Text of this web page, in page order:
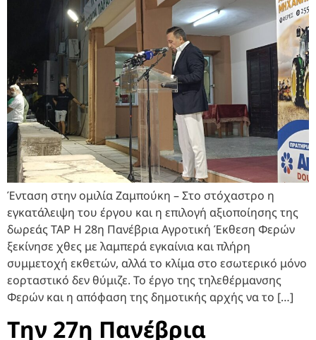
Ένταση στην ομιλία Ζαμπούκη – Στο στόχαστρο η
εγκατάλειψη του έργου και η επιλογή αξιοποίησης της
δωρεάς ΤΑΡ Η 28η Πανέβρια Αγροτική Έκθεση Φερών
ξεκίνησε χθες με λαμπερά εγκαίνια και πλήρη
συμμετοχή εκθετών, αλλά το κλίμα στο εσωτερικό μόνο
εορταστικό δεν θύμιζε. Το έργο της τηλεθέρμανσης
Φερών και η απόφαση της δημοτικής αρχής να το […]
Την 27η Πανέβρια